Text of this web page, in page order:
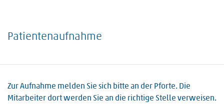
Patientenaufnahme
Zur Aufnahme melden Sie sich bitte an der Pforte. Die
Mitarbeiter dort werden Sie an die richtige Stelle verweisen.